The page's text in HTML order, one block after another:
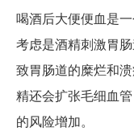
喝酒后大便便血是
考虑是酒精刺激胃
致胃肠道的糜烂和
精还会扩张毛细血
的风险增加。